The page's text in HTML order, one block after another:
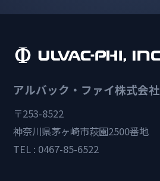
アルバック・ファイ株式会社
〒253-8522
神奈川県茅ヶ崎市萩園2500番地
TEL : 0467-85-6522